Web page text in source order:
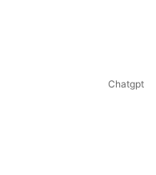
Chatgpt